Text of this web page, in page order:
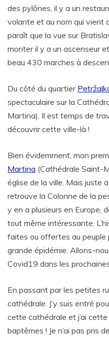
des pylônes, il y a un
volante et au nom qui vient
paraît que la vue sur
monter il y a un ascenseur
beau 430 marches à
Du côté du quartier
spectaculaire sur la
Martina). Il est temps de
découvrir cette ville-là !
Bien évidemment, mon
Martina (Cathédrale Saint-
église de la ville. Mais juste
retrouve la Colonne de la
y en a plusieurs en Europe,
tout même intéressante.
faites ou offertes au peuple
grande épidémie. Allons-
Covid19 dans les
En passant par les petites
cathédrale. J’y suis entré
cette cathédrale et j’ai
baptêmes ! Je n’ai pas pris